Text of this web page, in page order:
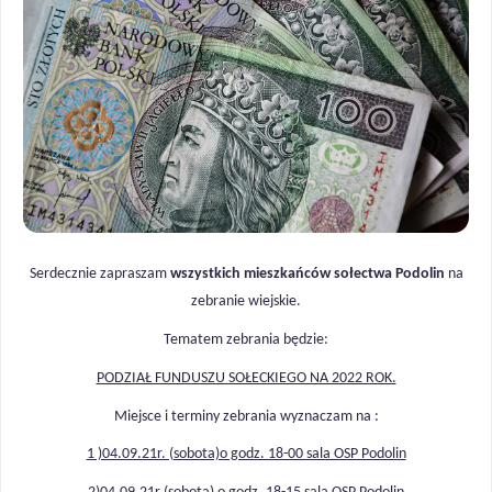
Serdecznie zapraszam wszystkich mieszkańców sołectwa Podolin na
zebranie wiejskie.
Tematem zebrania będzie:
PODZIAŁ FUNDUSZU SOŁECKIEGO NA 2022 ROK.
Miejsce i terminy zebrania wyznaczam na :
1 )04.09.21r. (sobota)o godz. 18-00 sala OSP Podolin